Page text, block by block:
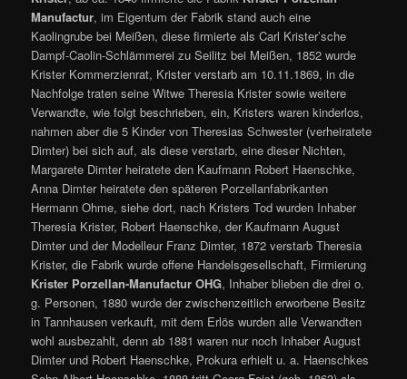
Manufactur, im Eigentum der Fabrik stand auch eine
Kaolingrube bei Meißen, diese firmierte als Carl Krister’sche
Dampf-Caolin-Schlämmerei zu Seilitz bei Meißen, 1852 wurde
Krister Kommerzienrat, Krister verstarb am 10.11.1869, in die
Nachfolge traten seine Witwe Theresia Krister sowie weitere
Verwandte, wie folgt beschrieben, ein, Kristers waren kinderlos,
nahmen aber die 5 Kinder von Theresias Schwester (verheiratete
Dimter) bei sich auf, als diese verstarb, eine dieser Nichten,
Margarete Dimter heiratete den Kaufmann Robert Haenschke,
Anna Dimter heiratete den späteren Porzellanfabrikanten
Hermann Ohme, siehe dort, nach Kristers Tod wurden Inhaber
Theresia Krister, Robert Haenschke, der Kaufmann August
Dimter und der Modelleur Franz Dimter, 1872 verstarb Theresia
Krister, die Fabrik wurde offene Handelsgesellschaft, Firmierung
Krister Porzellan-Manufactur OHG, Inhaber blieben die drei o.
g. Personen, 1880 wurde der zwischenzeitlich erworbene Besitz
in Tannhausen verkauft, mit dem Erlös wurden alle Verwandten
wohl ausbezahlt, denn ab 1881 waren nur noch Inhaber August
Dimter und Robert Haenschke, Prokura erhielt u. a. Haenschkes